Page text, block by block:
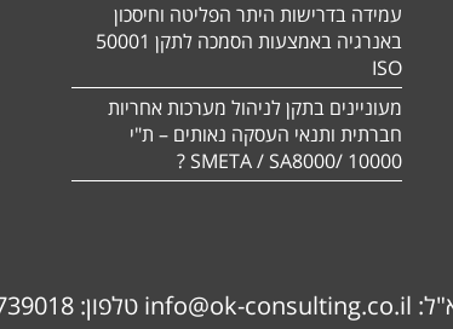
עמידה בדרישות היתר הפליטה וחיסכון
באנרגיה באמצעות הסמכה לתקן 50001
ISO
מעוניינים בתקן לניהול מערכות אחריות
חברתית ותנאי העסקה נאותים – ת"י
10000 /SMETA / SA8000 ?